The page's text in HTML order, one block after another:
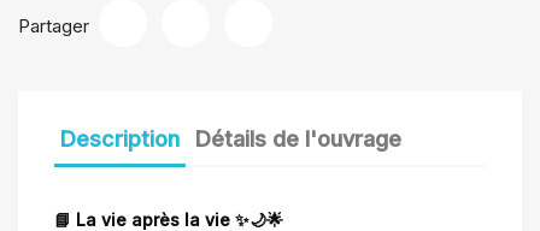
Partager
Description Détails de l'ouvrage
📘 La vie après la vie ✨🌙🌟